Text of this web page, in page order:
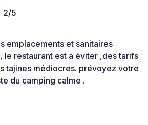
2/5
emplacements et sanitaires
le restaurant est a éviter ,des tarifs
tajines médiocres. prévoyez votre
du camping calme .